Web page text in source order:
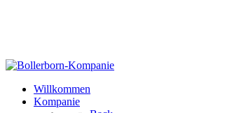
Willkommen
Kompanie